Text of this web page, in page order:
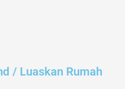
/ Luaskan Rumah